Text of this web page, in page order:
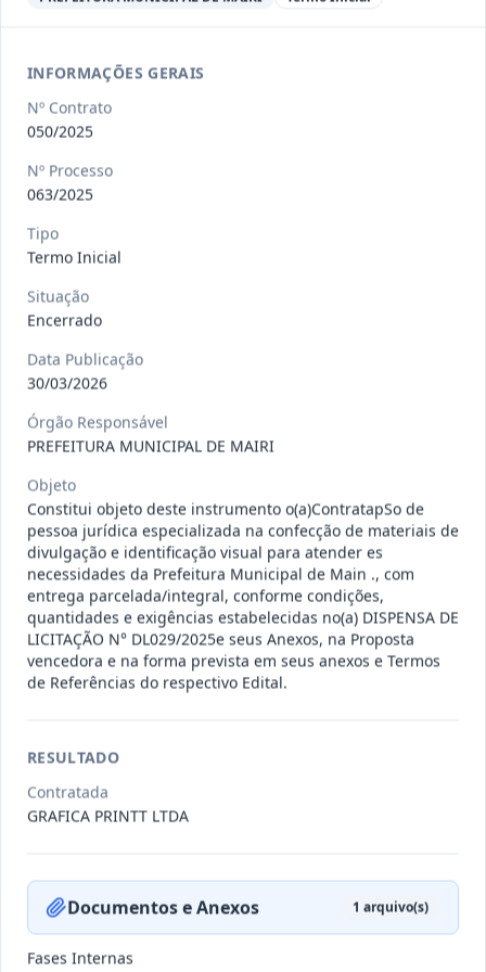
013/2023
Termo
Situação
012-
2023
Inicial
011-
2023
Termo
Inicial
Contratação de empresa especializada
na realização de evento...
Situação: Encerrado Data : 04/08/2026 Ver detalhes
Termo
Inicial
Situação: Encerrado
009-
2023
prestação de serviços de
INFORMAÇÕES GERAIS
Nº Contrato
050/2025
Nº Processo
063/2025
Tipo
Termo Inicial
Situação
Encerrado
Data Publicação
30/03/2026
Órgão Responsável
PREFEITURA MUNICIPAL DE MAIRI
Objeto
Constitui objeto deste instrumento o(a)ContratapSo de
pessoa jurídica especializada na confecção de materiais de
divulgação e identificação visual para atender es
necessidades da Prefeitura Municipal de Main ., com
entrega parcelada/integral, conforme condições,
quantidades e exigências estabelecidas no(a) DISPENSA DE
LICITAÇÃO N° DL029/2025e seus Anexos, na Proposta
vencedora e na forma prevista em seus anexos e Termos
de Referências do respectivo Edital.
RESULTADO
Contratada
GRAFICA PRINTT LTDA
Documentos e Anexos 1 arquivo(s)
Fases Internas